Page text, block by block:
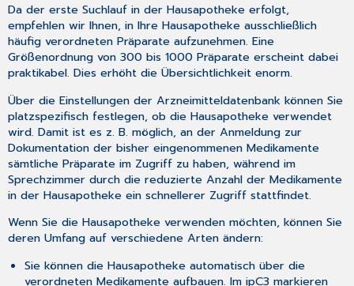
Da der erste Suchlauf in der Hausapotheke erfolgt,
empfehlen wir Ihnen, in Ihre Hausapotheke ausschließlich
häufig verordneten Präparate aufzunehmen. Eine
Größenordnung von 300 bis 1000 Präparate erscheint dabei
praktikabel. Dies erhöht die Übersichtlichkeit enorm.
Über dieEinstellungen der Arzneimitteldatenbank können Sie
platzspezifisch festlegen, ob die Hausapotheke verwendet
wird. Damit ist es z. B. möglich, an der Anmeldung zur
Dokumentation der bisher eingenommenen Medikamente
sämtliche Präparate im Zugriff zu haben, während im
Sprechzimmer durch die reduzierte Anzahl der Medikamente
in der Hausapotheke ein schnellerer Zugriff stattfindet.
Wenn Sie die Hausapotheke verwenden möchten, können Sie
deren Umfang auf verschiedene Arten ändern:
Sie können die Hausapotheke automatisch über die
verordneten Medikamente aufbauen. Im ipC3markieren